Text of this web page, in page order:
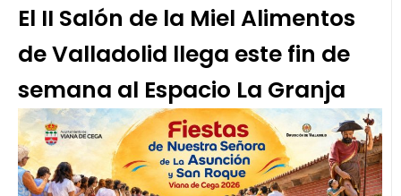
El II Salón de la Miel Alimentos
de Valladolid llega este fin de
semana al Espacio La Granja